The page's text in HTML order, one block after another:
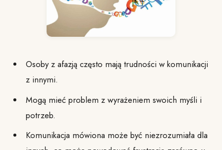
Osoby z afazją często mają trudności w komunikacji
z innymi.
Mogą mieć problem z wyrażeniem swoich myśli i
potrzeb.
Komunikacja mówiona może być niezrozumiała dla